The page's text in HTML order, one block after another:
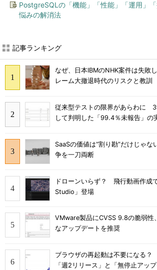
PostgreSQLの「機能」「性能」「運用」
悩みの解消法
記事ランキング
なぜ、日本IBMのNHK案件は失敗
レーム大撤退時代のリスクと教訓
従来型テストの限界があらわに
して判明した「99.4％未報告」の
SaaSの価値は“割り勘”だけじゃ
争を一刀両断
ドローンいらず？ 飛行動画作成
Studio」登場
VMware製品にCVSS 9.8の脆弱
なアップデートを推奨
ブラウザの再起動は不要になる
「週2リリース」と「無停止アップ